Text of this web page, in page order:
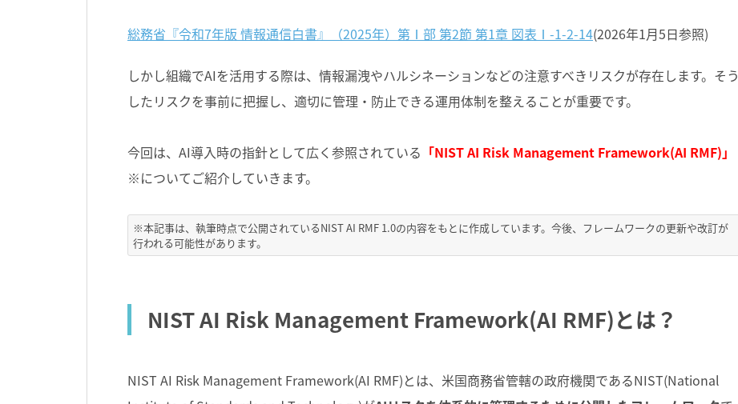
総務省『令和7年版 情報通信白書』（2025年）第Ⅰ部 第2節 第1章 図表Ⅰ-1-2-14(2026年1月5日参照)
しかし組織でAIを活用する際は、情報漏洩やハルシネーションなどの注意すべきリスクが存在します。そう
したリスクを事前に把握し、適切に管理・防止できる運用体制を整えることが重要です。
今回は、AI導入時の指針として広く参照されている 「NIST AI Risk Management Framework(AI RMF)」
※についてご紹介していきます。
※本記事は、執筆時点で公開されているNIST AI RMF 1.0の内容をもとに作成しています。今後、フレームワークの更新や改訂が
行われる可能性があります。
NIST AI Risk Management Framework(AI RMF)とは？
NIST AI Risk Management Framework(AI RMF)とは、米国商務省管轄の政府機関であるNIST(National